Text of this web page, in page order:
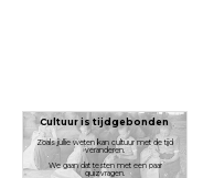
Zoals jullie weten kan cultuur met de tijd
veranderen.
We gaan dat testen met een paar
quizvragen.
Cultuur is tijdgebonden